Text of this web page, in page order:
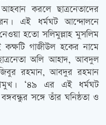
করলে ছাত্রনেতাদের
এই ধর্মঘট আন্দোলনে
নেওয়া হতো সলিমুল্লাহ মুসলিম
গাজীউল হকের নামে
অলি আহাদ, আবদুল
রহমান, আবদুর রহমান
‘৪৯ এর এই ধর্মঘট
সঙ্গে তাঁর ঘনিষ্ঠতা ও